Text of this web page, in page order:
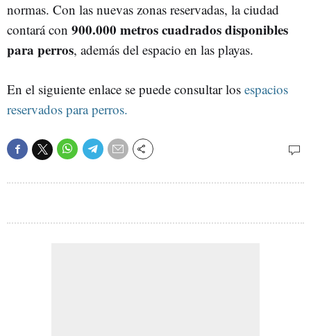
normas. Con las nuevas zonas reservadas, la ciudad
contará con 900.000 metros cuadrados disponibles
para perros, además del espacio en las playas.
En el siguiente enlace se puede consultar los espacios
reservados para perros.